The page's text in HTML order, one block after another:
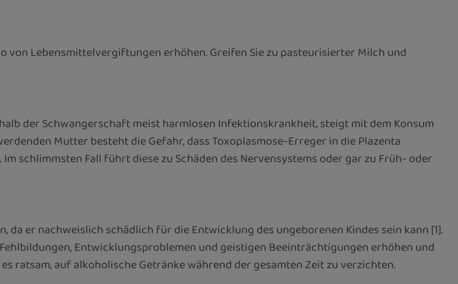
von Lebensmittelvergiftungen erhöhen. Greifen Sie zu pasteurisierter Milch und
der Schwangerschaft meist harmlosen Infektionskrankheit, steigt mit dem Konsum
Mutter besteht die Gefahr, dass Toxoplasmose-Erreger in die Plazenta
schlimmsten Fall führt diese zu Schäden des Nervensystems oder gar zu Früh- oder
er nachweislich schädlich für die Entwicklung des ungeborenen Kindes sein kann [1].
Entwicklungsproblemen und geistigen Beeinträchtigungen erhöhen und
ratsam, auf alkoholische Getränke während der gesamten Zeit zu verzichten.